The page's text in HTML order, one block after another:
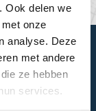
Ook delen we
onze
analyse. Deze
met andere
ze hebben
services.